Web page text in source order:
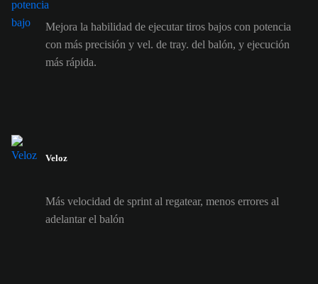
Mejora la habilidad de ejecutar tiros bajos con potencia
con más precisión y vel. de tray. del balón, y ejecución
más rápida.
Veloz
Más velocidad de sprint al regatear, menos errores al
adelantar el balón